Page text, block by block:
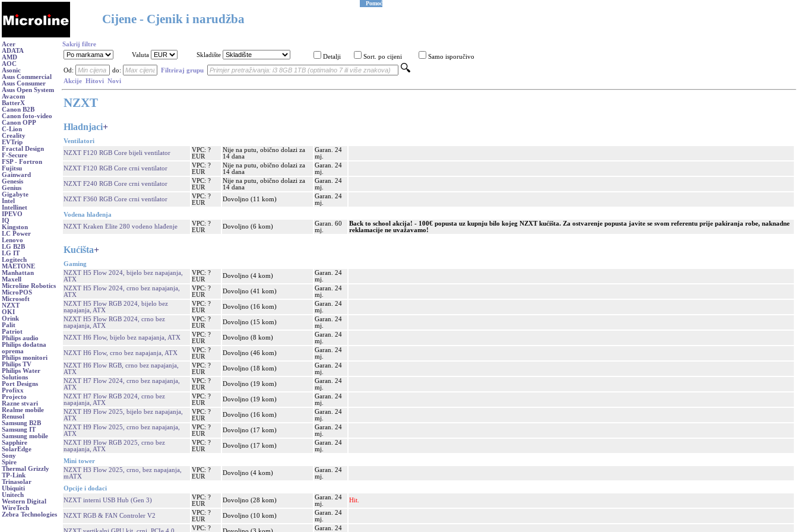
Cijene - Cjenik i narudžba
Pomoć
Acer
ADATA
AMD
AOC
Asonic
Asus Commercial
Asus Consumer
Asus Open System
Avacom
BatterX
Canon B2B
Canon foto-video
Canon OPP
C-Lion
Creality
EVTrip
Fractal Design
F-Secure
FSP - Fortron
Fujitsu
Gainward
Genesis
Genius
Gigabyte
Intel
Intellinet
IPEVO
IQ
Kingston
LC Power
Lenovo
LG B2B
LG IT
Logitech
MAETONE
Manhattan
Maxell
Microline Robotics
MicroPOS
Microsoft
NZXT
OKI
Orink
Palit
Patriot
Philips audio
Philips dodatna
oprema
Philips monitori
Philips TV
Philips Water
Solutions
Port Designs
Profixx
Projecto
Razne stvari
Realme mobile
Renusol
Samsung B2B
Samsung IT
Samsung mobile
Sapphire
SolarEdge
Sony
Spire
Thermal Grizzly
TP-Link
Trinasolar
Ubiquiti
Unitech
Western Digital
WireTech
Zebra Technologies
Sakrij filtre
Valuta
Skladište Detalji Sort. po cijeni Samo isporučivo
Od: do:
Filtriraj grupu
Akcije Hitovi Novi
NZXT
Hladnjaci+
Ventilatori
NZXT F120 RGB Core bijeli ventilator
VPC: ?
EUR
Nije na putu, obično dolazi za
14 dana
Garan. 24
mj.
NZXT F120 RGB Core crni ventilator
VPC: ?
EUR
Nije na putu, obično dolazi za
14 dana
Garan. 24
mj.
NZXT F240 RGB Core crni ventilator
VPC: ?
EUR
Nije na putu, obično dolazi za
14 dana
Garan. 24
mj.
NZXT F360 RGB Core crni ventilator
VPC: ?
EUR
Dovoljno (11 kom)
Garan. 24
mj.
Vodena hlađenja
NZXT Kraken Elite 280 vodeno hlađenje
VPC: ?
EUR
Dovoljno (6 kom)
Garan. 60
mj.
Back to school akcija! - 100€ popusta uz kupnju bilo kojeg NZXT kućišta. Za ostvarenje popusta javite se svom referentu prije pakiranja robe, naknadne
reklamacije ne uvažavamo!
Kućišta+
Gaming
NZXT H5 Flow 2024, bijelo bez napajanja,
ATX
VPC: ?
EUR
Dovoljno (4 kom)
Garan. 24
mj.
NZXT H5 Flow 2024, crno bez napajanja,
ATX
VPC: ?
EUR
Dovoljno (41 kom)
Garan. 24
mj.
NZXT H5 Flow RGB 2024, bijelo bez
napajanja, ATX
VPC: ?
EUR
Dovoljno (16 kom)
Garan. 24
mj.
NZXT H5 Flow RGB 2024, crno bez
napajanja, ATX
VPC: ?
EUR
Dovoljno (15 kom)
Garan. 24
mj.
NZXT H6 Flow, bijelo bez napajanja, ATX
VPC: ?
EUR
Dovoljno (8 kom)
Garan. 24
mj.
NZXT H6 Flow, crno bez napajanja, ATX
VPC: ?
EUR
Dovoljno (46 kom)
Garan. 24
mj.
NZXT H6 Flow RGB, crno bez napajanja,
ATX
VPC: ?
EUR
Dovoljno (18 kom)
Garan. 24
mj.
NZXT H7 Flow 2024, crno bez napajanja,
ATX
VPC: ?
EUR
Dovoljno (19 kom)
Garan. 24
mj.
NZXT H7 Flow RGB 2024, crno bez
napajanja, ATX
VPC: ?
EUR
Dovoljno (19 kom)
Garan. 24
mj.
NZXT H9 Flow 2025, bijelo bez napajanja,
ATX
VPC: ?
EUR
Dovoljno (16 kom)
Garan. 24
mj.
NZXT H9 Flow 2025, crno bez napajanja,
ATX
VPC: ?
EUR
Dovoljno (17 kom)
Garan. 24
mj.
NZXT H9 Flow RGB 2025, crno bez
napajanja, ATX
VPC: ?
EUR
Dovoljno (17 kom)
Garan. 24
mj.
Mini tower
NZXT H3 Flow 2025, crno, bez napajanja,
mATX
VPC: ?
EUR
Dovoljno (4 kom)
Garan. 24
mj.
Opcije i dodaci
NZXT interni USB Hub (Gen 3)
VPC: ?
EUR
Dovoljno (28 kom)
Garan. 24
mj.
Hit.
NZXT RGB & FAN Controler V2
VPC: ?
EUR
Dovoljno (10 kom)
Garan. 24
mj.
VPC: ?
Garan. 24